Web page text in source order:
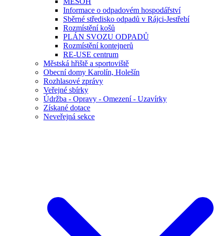
Informace o odpadovém hospodářství
Sběrné středisko odpadů v Rájci-Jestřebí
Rozmístění košů
PLÁN SVOZU ODPADŮ
Rozmístění kontejnerů
RE-USE centrum
Městská hřiště a sportoviště
Obecní domy Karolín, Holešín
Rozhlasové zprávy
Veřejné sbírky
Údržba - Opravy - Omezení - Uzavírky
Získané dotace
Neveřejná sekce